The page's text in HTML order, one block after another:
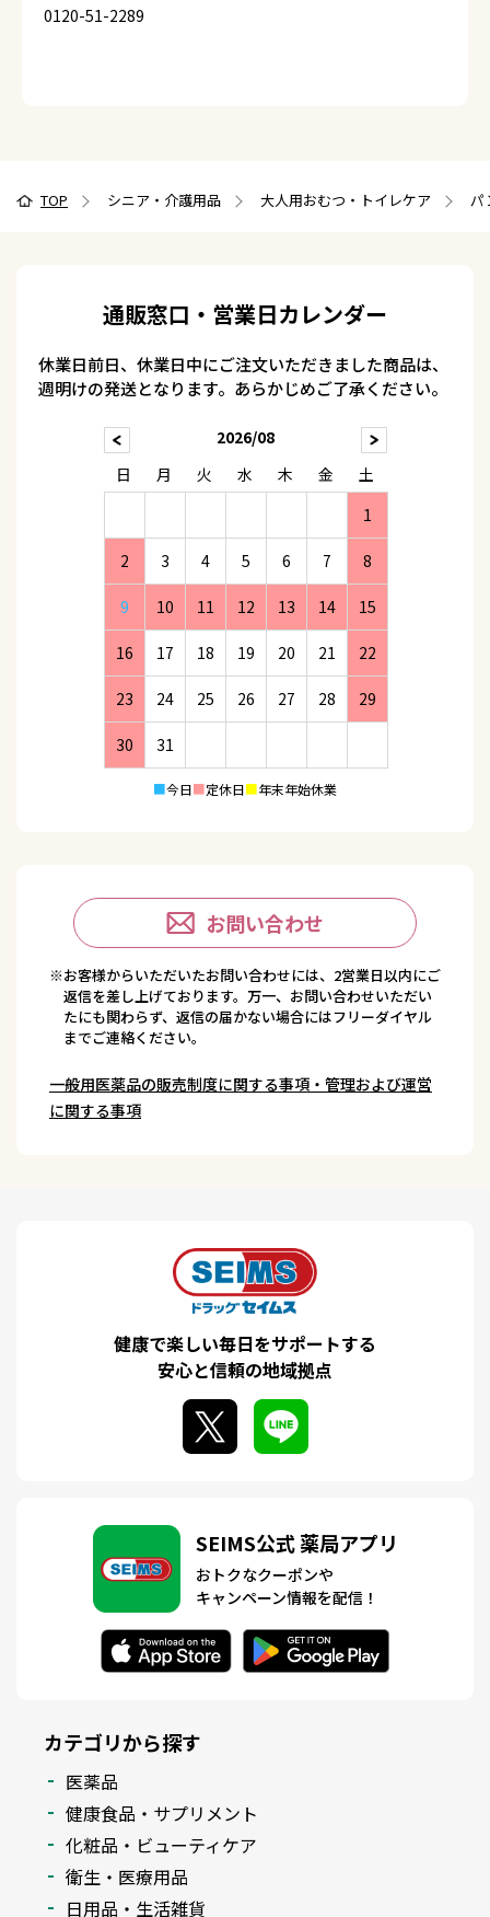
0120-51-2289
TOP シニア・介護用品 大人用おむつ・トイレケア パ
通販窓口・営業日カレンダー
休業日前日、休業日中にご注文いただきました商品は、
週明けの発送となります。あらかじめご了承ください。
2026/08
日
月 火 水 木 金
土
1
2 3 4 5 6 7 8
9 10 11 12 13 14 15
16 17 18 19 20 21 22
23 24 25 26 27 28 29
30 31
■今日■定休日■年末年始休業
お問い合わせ
※お客様からいただいたお問い合わせには、2営業日以内にご
返信を差し上げております。万一、お問い合わせいただい
たにも関わらず、返信の届かない場合にはフリーダイヤル
までご連絡ください。
一般用医薬品の販売制度に関する事項・管理および運営
に関する事項
健康で楽しい毎日をサポートする
安心と信頼の地域拠点
SEIMS公式 薬局アプリ
おトクなクーポンや
キャンペーン情報を配信！
カテゴリから探す
医薬品
健康食品・サプリメント
化粧品・ビューティケア
衛生・医療用品
日用品・生活雑貨